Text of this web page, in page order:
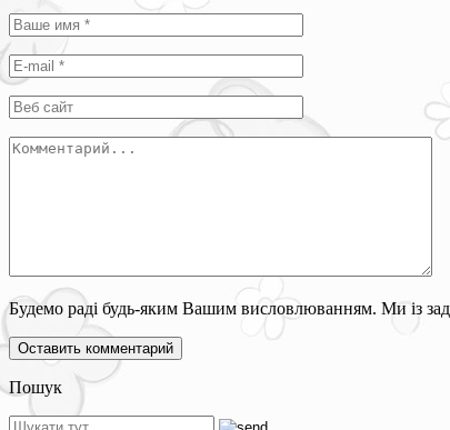
Будемо раді будь-яким Вашим висловлюванням. Ми із
Пошук